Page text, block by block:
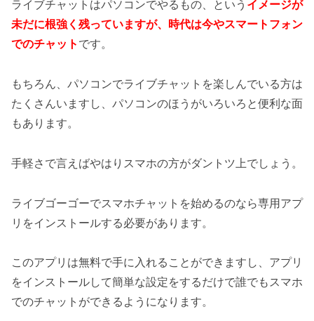
ライブチャットはパソコンでやるもの、という イメージが
未だに根強く残っていますが、時代は今やスマートフォン
でのチャット です。
もちろん、パソコンでライブチャットを楽しんでいる方は
たくさんいますし、パソコンのほうがいろいろと便利な面
もあります。
手軽さで言えばやはりスマホの方がダントツ上でしょう。
ライブゴーゴーでスマホチャットを始めるのなら専用アプ
リをインストールする必要があります。
このアプリは無料で手に入れることができますし、アプリ
をインストールして簡単な設定をするだけで誰でもスマホ
でのチャットができるようになります。